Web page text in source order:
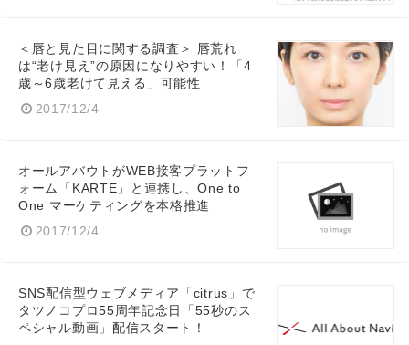
＜唇と見た目に関する調査＞ 唇荒れ
は“老け見え”の原因になりやすい！「4
歳～6歳老けて見える」可能性
2017/12/4
オールアバウトがWEB接客プラットフ
ォーム「KARTE」と連携し、One to
One マーケティングを本格推進
2017/12/4
SNS配信型ウェブメディア「citrus」で
タツノコプロ55周年記念日「55秒のス
ペシャル動画」配信スタート！